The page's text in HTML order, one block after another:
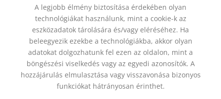
KAPCSOLAT ADATVÉDELMI NYILATKOZAT
ÁSZF
JOGI NYILATKOZAT
SZÁLLÍTÁSI FELTÉTELEK
ELÁLLÁS A SZERZŐDÉSTŐL
© 2012 - 2026 Trigon 9000 Kft.
A legjobb élmény biztosítása érdekében olyan
technológiákat használunk, mint a cookie-k az
eszközadatok tárolására és/vagy eléréséhez. Ha
beleegyezik ezekbe a technológiákba, akkor olyan
adatokat dolgozhatunk fel ezen az oldalon, mint a
böngészési viselkedés vagy az egyedi azonosítók. A
hozzájárulás elmulasztása vagy visszavonása bizonyos
funkciókat hátrányosan érinthet.